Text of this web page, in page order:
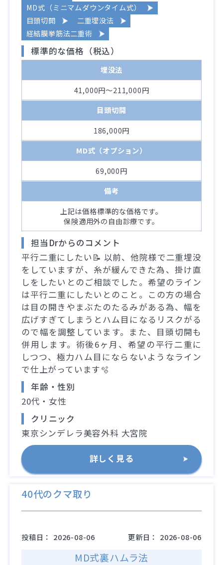
MD式（ミニマムダウンタイム式）
目頭切開
二重埋没法
経結膜挙筋法二重術
標準的な価格（税込）
埋没法
41,000円～211,000円
目頭切開
186,000円
MD式（オプション）
69,000円
備考
上記は価格標準的な価格です。
保険適用外の自由診療です。
担当Drからのコメント
平行二重にしたい📝 以前、他院様で二重埋没
をしていますが、糸が緩んできた為、掛け直
しをしたいとのご相談でした。希望のライン
は平行二重にしたいとのこと。この方の場合
は目の開きやまぶたのたるみがある為、幅を
広げすぎてしまうとハム目になるリスクがる
ので幅を調整しています。また、目頭切開も
併用します。術後6ヶ月、希望の平行二重に
しつつ、極力ハム目にならないようなライン
で仕上がっています🫧
年齢・性別
20代・女性
クリニック
東京シンデレラ美容外科 大宮院
詳しく見る
40代のクマ取り
投稿日： 2026-08-06 更新日： 2026-08-06
MD式裏ハムラ法